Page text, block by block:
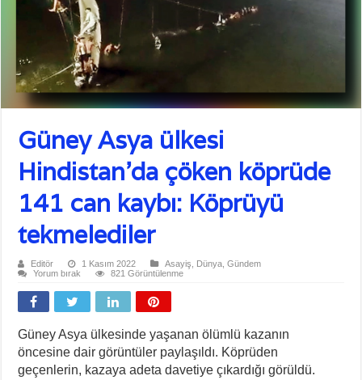
Güney Asya ülkesi
Hindistan’da çöken köprüde
141 can kaybı: Köprüyü
tekmelediler
Editör 1 Kasım 2022 Asayiş, Dünya,Gündem
Yorum bırak
821 Görüntülenme
Güney Asya ülkesinde yaşanan ölümlü kazanın
öncesine dair görüntüler paylaşıldı. Köprüden
geçenlerin, kazaya adeta davetiye çıkardığı görüldü.